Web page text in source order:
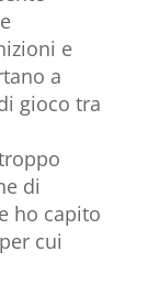
e
a
gioco tra
di
ho capito
cui